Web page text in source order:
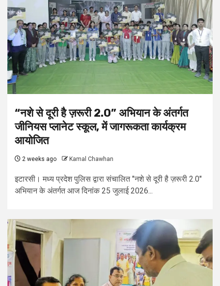
“नशे से दूरी है ज़रूरी 2.0” अभियान के अंतर्गत
जीनियस प्लानेट स्कूल, में जागरूकता कार्यक्रम
आयोजित
2 weeks ago Kamal Chawhan
इटारसी। मध्य प्रदेश पुलिस द्वारा संचालित "नशे से दूरी है ज़रूरी 2.0"
अभियान के अंतर्गत आज दिनांक 25 जुलाई 2026...